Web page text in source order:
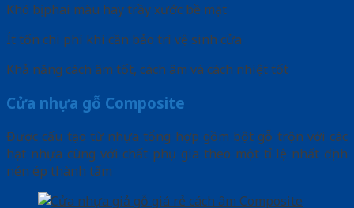
Khó bị phai màu hay trầy xước bề mặt
Ít tốn chi phí khi cần bảo trì vệ sinh cửa
Khả năng cách âm tốt, cách âm và cách nhiệt tốt
Cửa nhựa gỗ Composite
Được cấu tạo từ nhựa tổng hợp gồm bột gỗ trộn với các
hạt nhựa cùng với chất phụ gia theo một tỉ lệ nhất định
nén ép thành tấm